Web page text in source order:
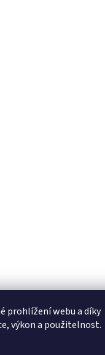
prohlížení webu a díky
výkon a použitelnost.